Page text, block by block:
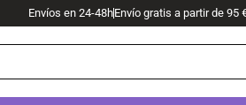
Envíos en 24-48hEnvío gratis a partir de 95